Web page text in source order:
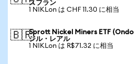
スフラン
1 NIKLon は CHF 11.30 に相当
🇧🇷Sprott Nickel Miners ETF (Ondo
ジル・レアル
1 NIKLon は R$71.32 に相当